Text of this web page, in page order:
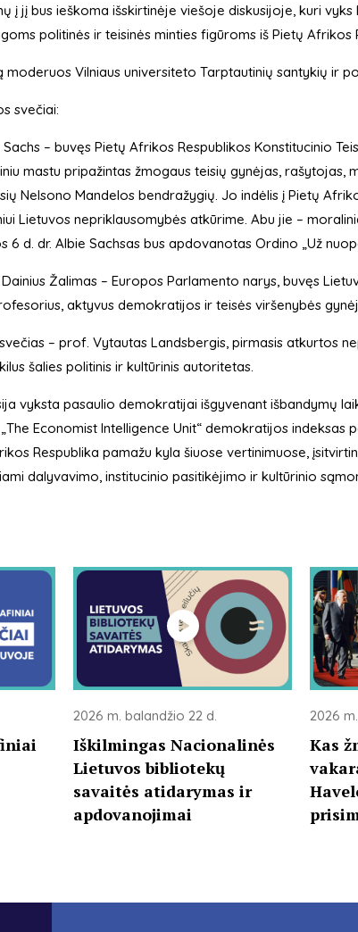
į jį bus ieškoma išskirtinėje viešoje diskusijoje, kuri
politinės ir teisinės minties figūroms iš Pietų Afrikos
moderuos Vilniaus universiteto Tarptautinių santykių ir
svečiai:
Sachs – buvęs Pietų Afrikos Respublikos Konstitucinio
mastu pripažintas žmogaus teisių gynėjas,
Nelsono Mandelos bendražygių. Jo indėlis į Pietų
Lietuvos nepriklausomybės atkūrime. Abu jie –
6 d. dr. Albie Sachsas bus apdovanotas Ordino „Už
Žalimas – Europos Parlamento narys, buvęs
aktyvus demokratijos ir teisės viršenybės
– prof. Vytautas Landsbergis, pirmasis atkurtos
šalies politinis ir kultūrinis autoritetas.
vyksta pasaulio demokratijai išgyvenant išbandymų
Economist Intelligence Unit“ demokratijos
Respublika pamažu kyla šiuose vertinimuose,
dalyvavimo, institucinio pasitikėjimo ir kultūrinio
2026 m. balandžio 22 d.
Iškilmingas Nacionalinės
Lietuvos bibliotekų
savaitės atidarymas ir
apdovanojimai
2026
Kas